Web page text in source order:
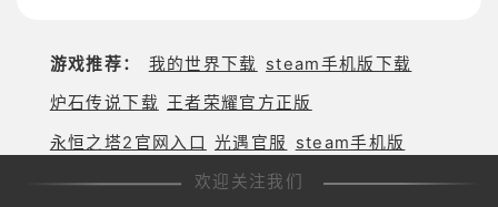
游戏推荐： 我的世界下载 steam手机版下载
炉石传说下载 王者荣耀官方正版
永恒之塔2官网入口 光遇官服
steam手机版
欢迎关注我们